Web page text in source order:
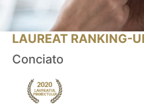
LAUREAT RANKING-
Conciato